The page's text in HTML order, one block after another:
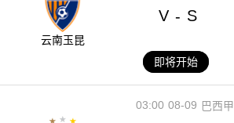
云南玉昆
V - S
即将开始
08-09
03:00 巴西甲